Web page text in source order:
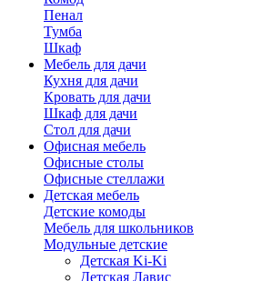
Пенал
Тумба
Шкаф
Мебель для дачи
Кухня для дачи
Кровать для дачи
Шкаф для дачи
Стол для дачи
Офисная мебель
Офисные столы
Офисные стеллажи
Детская мебель
Детские комоды
Мебель для школьников
Модульные детские
Детская Ki-Ki
Детская Лавис